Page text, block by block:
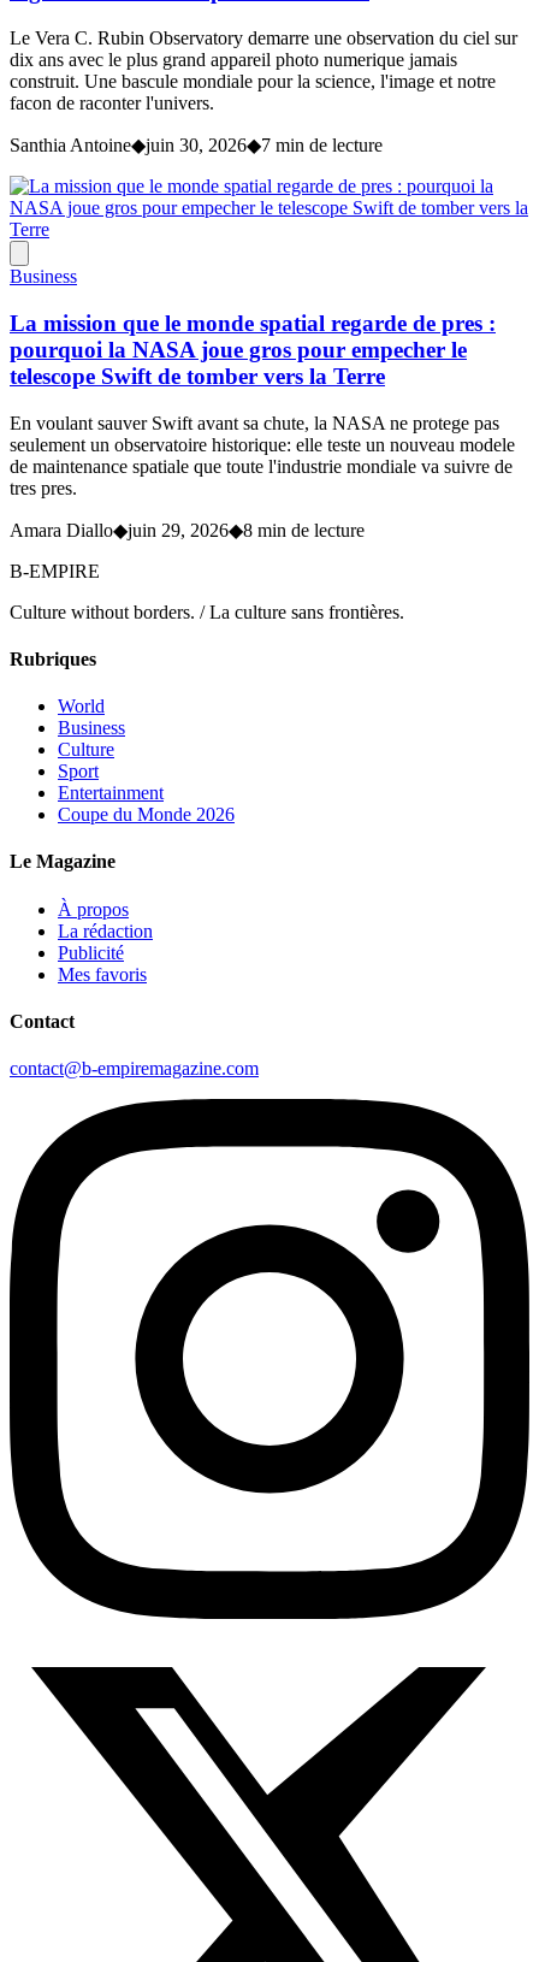
Le Vera C. Rubin Observatory demarre une observation du ciel sur
dix ans avec le plus grand appareil photo numerique jamais
construit. Une bascule mondiale pour la science, l'image et notre
facon de raconter l'univers.
Santhia Antoine◆juin 30, 2026◆7 min de lecture
Business
La mission que le monde spatial regarde de pres :
pourquoi la NASA joue gros pour empecher le
telescope Swift de tomber vers la Terre
En voulant sauver Swift avant sa chute, la NASA ne protege pas
seulement un observatoire historique: elle teste un nouveau modele
de maintenance spatiale que toute l'industrie mondiale va suivre de
tres pres.
Amara Diallo◆juin 29, 2026◆8 min de lecture
B-EMPIRE
Culture without borders. / La culture sans frontières.
Rubriques
World
Business
Culture
Sport
Entertainment
Coupe du Monde 2026
Le Magazine
À propos
La rédaction
Publicité
Mes favoris
Contact
contact@b-empiremagazine.com